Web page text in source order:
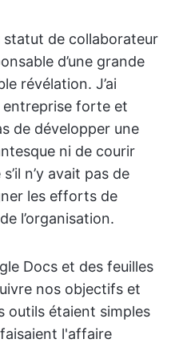
statut de collaborateur
d’une grande
révélation. J’ai
entreprise forte et
de développer une
ni de courir
n’y avait pas de
les efforts de
l’organisation.
Docs et des feuilles
nos objectifs et
outils étaient simples
l'affaire